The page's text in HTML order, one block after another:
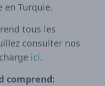
en Turquie.
tous les
consulter nos
ici.
comprend: